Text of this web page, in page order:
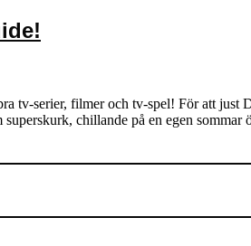
tv-serier, filmer och tv-spel! För att just
chillande på en egen sommar